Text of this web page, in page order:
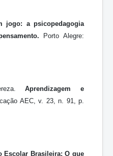
jogo: a psicopedagogia
Porto Alegre:
Aprendizagem e
AEC, v. 23, n. 91, p.
Escolar Brasileira:O que